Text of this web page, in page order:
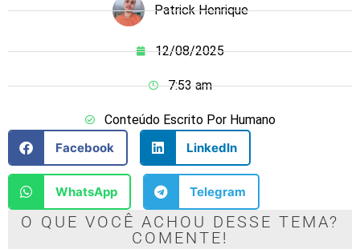
Patrick Henrique
12/08/2025
7:53 am
Conteúdo Escrito Por Humano
Facebook
LinkedIn
WhatsApp Telegram
O QUE VOCÊ ACHOU DESSE TEMA?
COMENTE!